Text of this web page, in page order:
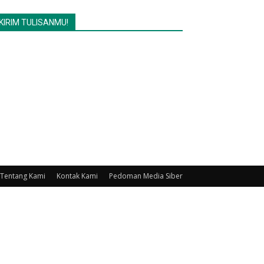
KIRIM TULISANMU!
Tentang Kami Kontak Kami Pedoman Media Siber